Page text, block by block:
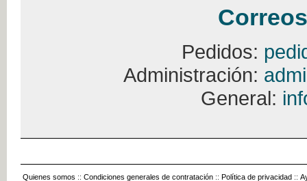
Pedidos:
Administración:
General:
Quienes somos :: Condiciones generales de contratación :: Política de privacidad ::